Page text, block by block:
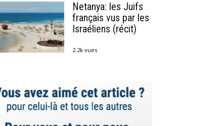
Netanya: les Juifs
français vus par les
Israéliens (récit)
2.2k vues